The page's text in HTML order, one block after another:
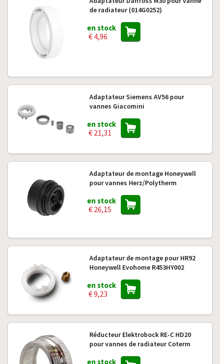
de radiateur (014G0252)
en stock
€ 4,96
Adaptateur Siemens AV56 pour
vannes Giacomini
en stock
€ 21,31
Adaptateur de montage Honeywell
pour vannes Herz/Polytherm
en stock
€ 26,15
Adaptateur de montage pour HR92
Honeywell Evohome R453HY002
en stock
€ 9,23
Réducteur Elektrobock RE-C HD20
pour vannes de radiateur Coterm
en stock